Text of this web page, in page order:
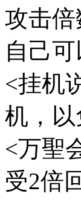
攻击
自己
<挂机
机，
<万聖
受2倍